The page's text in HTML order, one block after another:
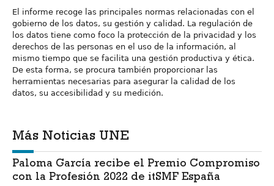
El informe recoge las principales normas relacionadas con el
gobierno de los datos, su gestión y calidad. La regulación de
los datos tiene como foco la protección de la privacidad y los
derechos de las personas en el uso de la información, al
mismo tiempo que se facilita una gestión productiva y ética.
De esta forma, se procura también proporcionar las
herramientas necesarias para asegurar la calidad de los
datos, su accesibilidad y su medición.
Más Noticias UNE
Paloma García recibe el Premio Compromiso
con la Profesión 2022 de itSMF España